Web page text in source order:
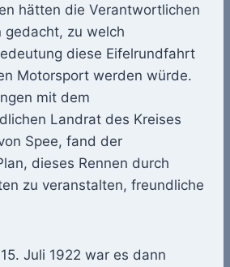
hätten die Verantwortlichen
zu welch
diese Eifelrundfahrt
Motorsport werden würde.
mit dem
Landrat des Kreises
Spee, fand der
dieses Rennen durch
zu veranstalten, freundliche
Juli 1922 war es dann